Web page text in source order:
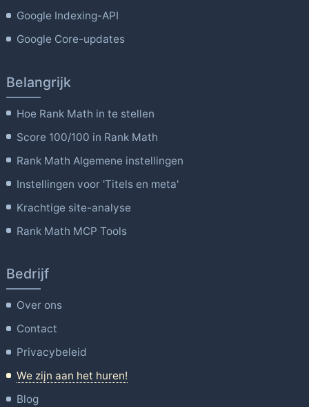
Google Indexing-API
Google Core-updates
Belangrijk
Hoe Rank Math in te stellen
Score 100/100 in Rank Math
Rank Math Algemene instellingen
Instellingen voor 'Titels en meta'
Krachtige site-analyse
Rank Math MCP Tools
Bedrijf
Over ons
Contact
Privacybeleid
We zijn aan het huren!
Blog